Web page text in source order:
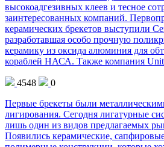
высокоадгезивных клеев и тесное
заинтересованных компаний.
керамических брекетов выступили
разработавшая особо прочную
керамику из оксида алюминия для
кораблей НАСА. Также компания
4548
0
Первые брекеты были
лигирования. Сегодня лигатурные
лишь один из видов предлагаемых
Появились керамические,